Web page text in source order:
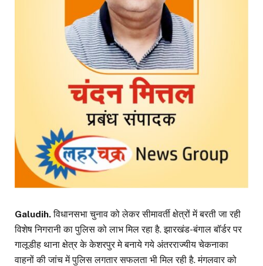
Galudih.विधानसभा चुनाव को लेकर सीमावर्ती क्षेत्रों में बरती जा रही
विशेष निगरानी का पुलिस को लाभ मिल रहा है. झारखंड-बंगाल बॉर्डर पर
गालूडीह थाना क्षेत्र के केशरपुर मे बनाये गये अंतरराज्यीय चेकनाका
वाहनों की जांच में पुलिस लगतार सफलता भी मिल रही है. मंगलवार को